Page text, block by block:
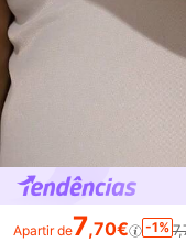
Apartir de7,70€ -1%